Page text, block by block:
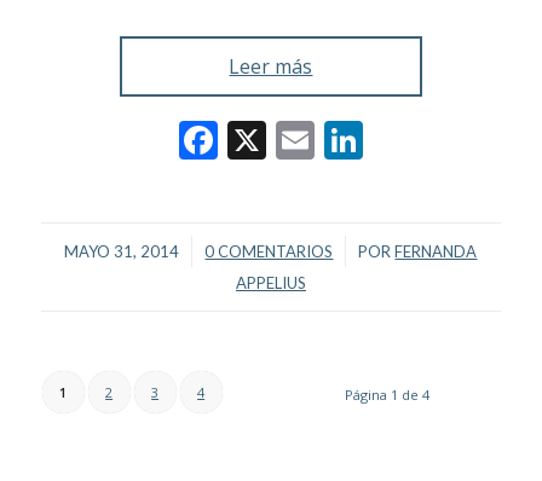
Leer más
Facebook
X EmailLinkedIn
MAYO 31, 2014
/ 0 COMENTARIOS
/ PORFERNANDA
APPELIUS
Página 1 de 4
1 2 3 4